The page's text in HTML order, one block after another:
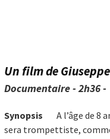
Un film de
Documentaire - 2h36 -
Synopsis
A l’âge de 8
sera trompettiste,